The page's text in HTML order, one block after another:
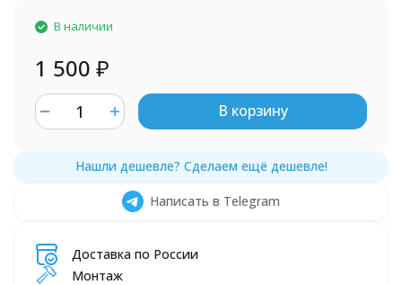
В наличии
1 500 ₽
В корзину
Написать в Telegram
Доставка по России
Монтаж